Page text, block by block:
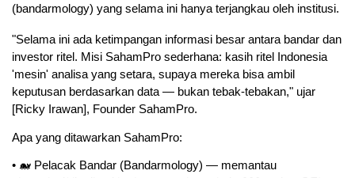
(bandarmology) yang selama ini hanya terjangkau oleh institusi.
"Selama ini ada ketimpangan informasi besar antara bandar dan
investor ritel. Misi SahamPro sederhana: kasih ritel Indonesia
'mesin' analisa yang setara, supaya mereka bisa ambil
keputusan berdasarkan data — bukan tebak-tebakan," ujar
[Ricky Irawan], Founder SahamPro.
Apa yang ditawarkan SahamPro:
• 🐋 Pelacak Bandar (Bandarmology) — memantau